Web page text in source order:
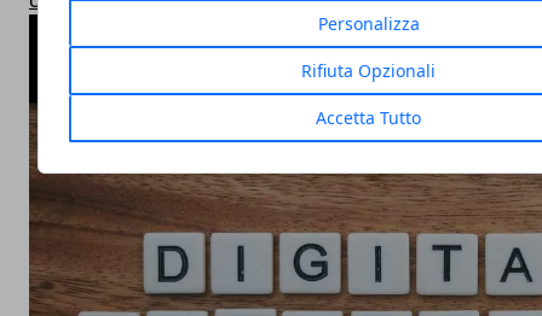
Personalizza
Rifiuta Opzionali
Accetta Tutto